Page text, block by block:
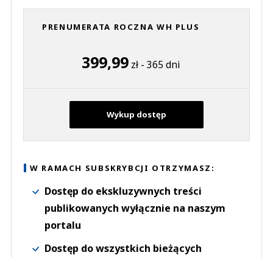
PRENUMERATA ROCZNA WH PLUS
399,99zł - 365 dni
Wykup dostęp
W RAMACH SUBSKRYBCJI OTRZYMASZ:
Dostęp do ekskluzywnych treści
publikowanych wyłącznie na naszym
portalu
Dostęp do wszystkich bieżących